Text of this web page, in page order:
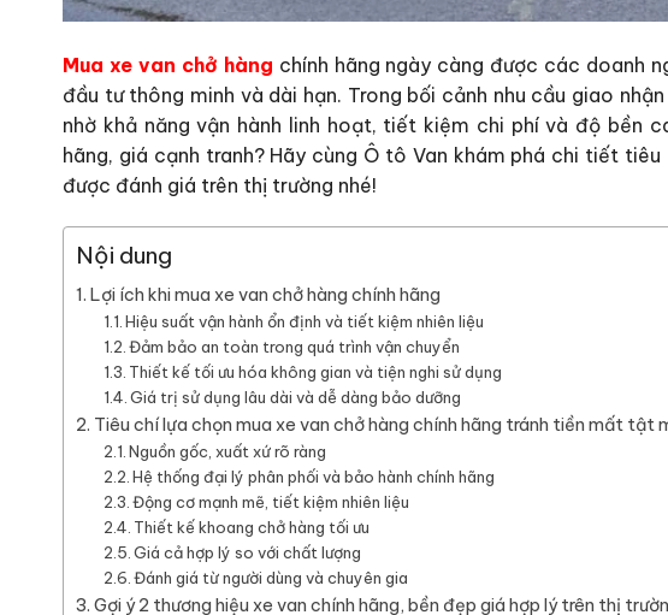
Mua xe van chở hàng chính hãng ngày càng được các doanh
đầu tư thông minh và dài hạn. Trong bối cảnh nhu cầu giao
nhờ khả năng vận hành linh hoạt, tiết kiệm chi phí và độ bền
hãng, giá cạnh tranh? Hãy cùng Ô tô Van khám phá chi tiết
được đánh giá trên thị trường nhé!
Nội dung
Lợi ích khi mua xe van chở hàng chính hãng
Hiệu suất vận hành ổn định và tiết kiệm nhiên liệu
Đảm bảo an toàn trong quá trình vận chuyển
Thiết kế tối ưu hóa không gian và tiện nghi sử dụng
Giá trị sử dụng lâu dài và dễ dàng bảo dưỡng
Tiêu chí lựa chọn mua xe van chở hàng chính hãng tránh tiền mất tật
Nguồn gốc, xuất xứ rõ ràng
Hệ thống đại lý phân phối và bảo hành chính hãng
Động cơ mạnh mẽ, tiết kiệm nhiên liệu
Thiết kế khoang chở hàng tối ưu
Giá cả hợp lý so với chất lượng
Đánh giá từ người dùng và chuyên gia
Gợi ý 2 thương hiệu xe van chính hãng, bền đẹp giá hợp lý trên thị